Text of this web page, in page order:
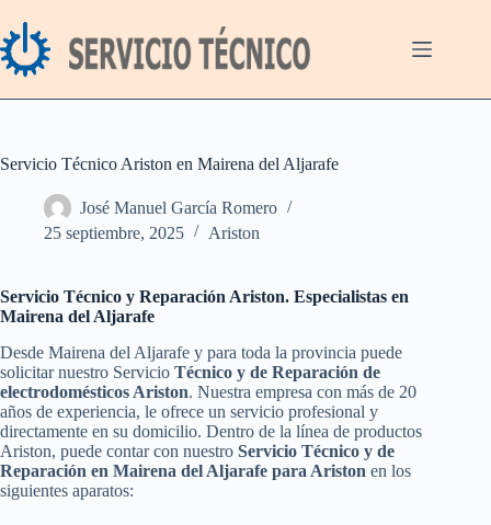
al
contenido
Servicio Técnico Ariston en Mairena del Aljarafe
José Manuel García Romero
25 septiembre, 2025
Ariston
Servicio Técnico y Reparación Ariston. Especialistas en
Mairena del Aljarafe
Desde Mairena del Aljarafe y para toda la provincia puede
solicitar nuestro Servicio Técnico y de Reparación de
electrodomésticos Ariston. Nuestra empresa con más de 20
años de experiencia, le ofrece un servicio profesional y
directamente en su domicilio. Dentro de la línea de productos
Ariston, puede contar con nuestro Servicio Técnico y de
Reparación en Mairena del Aljarafe para Ariston en los
siguientes aparatos: